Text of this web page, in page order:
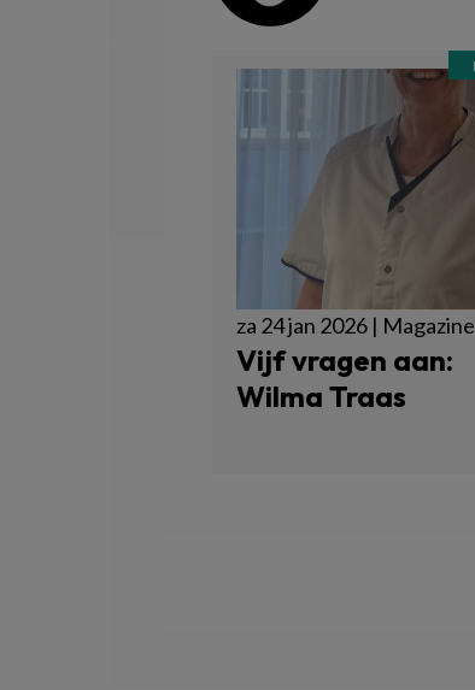
za 24 jan 2026 | Magazine
Vijf vragen aan:
Wilma Traas